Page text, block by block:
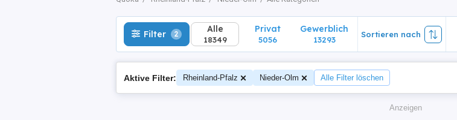
Filter 2 Alle
18349
Privat
5056
Gewerblich
13293
Sortieren nach
Aktive Filter: Rheinland-Pfalz Nieder-Olm Alle Filter löschen
Anzeigen